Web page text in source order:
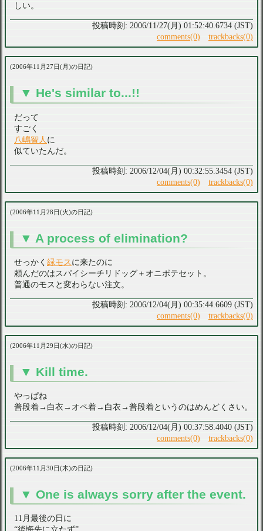
しい。
2006/11/27(月) 01:52:40.6734 (JST)
comments(0)
trackbacks(0)
2006年11月27日(月)の日記
He's similar to...!!
だって
すごく
八嶋智人 に
似ていたんだ。
2006/12/04(月) 00:32:55.3454 (JST)
comments(0)
trackbacks(0)
2006年11月28日(火)の日記
A process of elimination?
せっかく 緑モス に来たのに
頼んだのはスパイシーチリドッグ＋オニポテセット。
普通のモスと変わらない注文。
2006/12/04(月) 00:35:44.6609 (JST)
comments(0)
trackbacks(0)
2006年11月29日(水)の日記
Kill time.
やっぱね
普段着→白衣→オペ着→白衣→普段着というのはめんどくさい。
2006/12/04(月) 00:37:58.4040 (JST)
comments(0)
trackbacks(0)
2006年11月30日(木)の日記
One is always sorry after the event.
11月最後の日に